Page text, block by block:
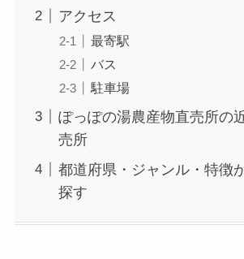
アクセス
最寄駅
バス
駐車場
ぽっぽの湯農産物直売所の
売所
都道府県・ジャンル・特徴
探す